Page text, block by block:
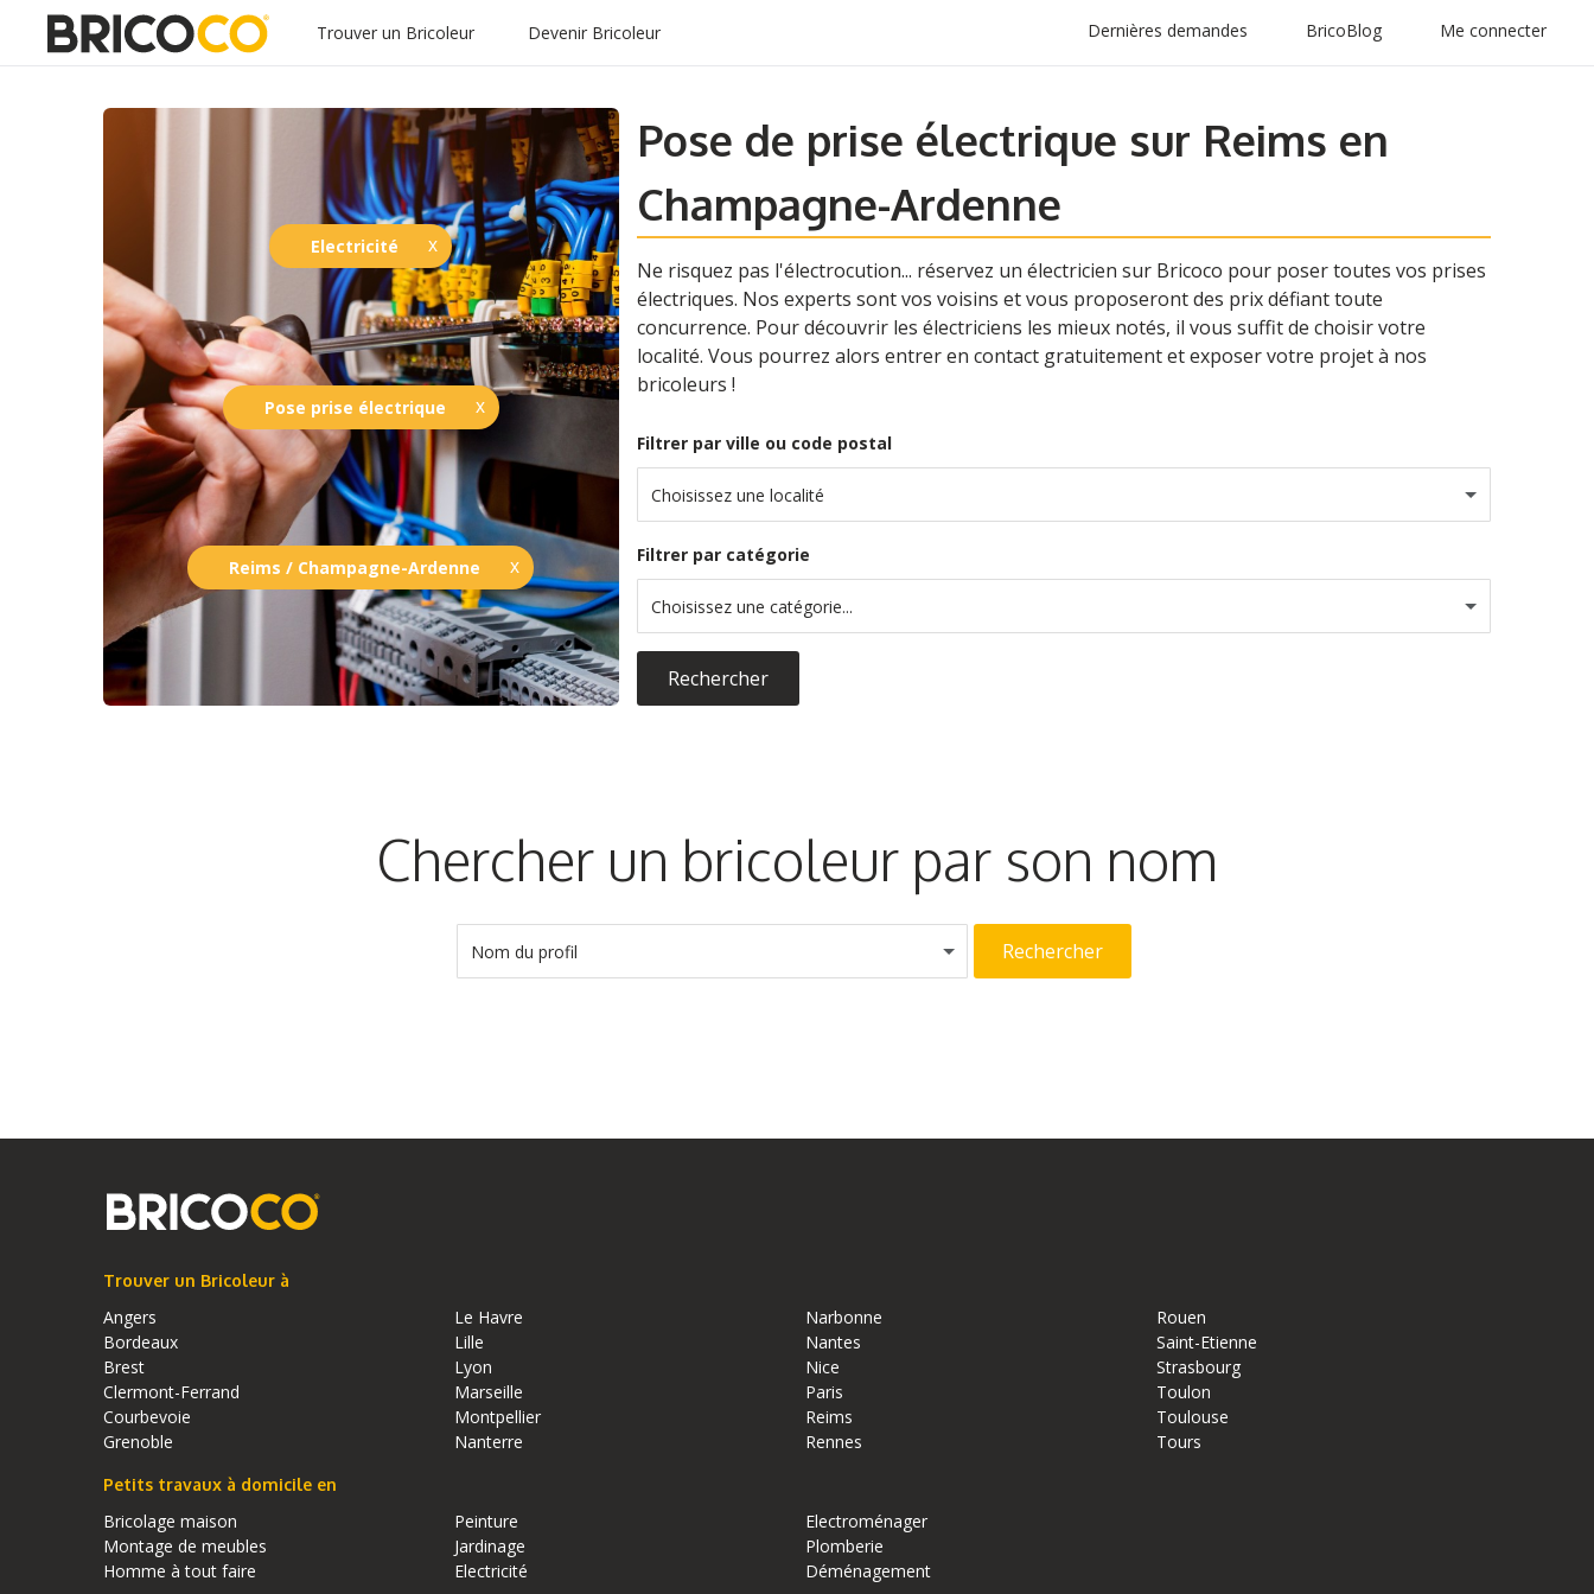
Trouver un Bricoleur Devenir Bricoleur Dernières demandes BricoBlog Me connecter
Electricité
Pose prise électrique
Reims / Champagne-Ardenne
Pose de prise électrique sur Reims en
Champagne-Ardenne
Ne risquez pas l'électrocution... réservez un électricien sur Bricoco pour poser toutes vos prises
électriques. Nos experts sont vos voisins et vous proposeront des prix défiant toute
concurrence. Pour découvrir les électriciens les mieux notés, il vous suffit de choisir votre
localité. Vous pourrez alors entrer en contact gratuitement et exposer votre projet à nos
bricoleurs !
Filtrer par ville ou code postal
Choisissez une localité
Filtrer par catégorie
Choisissez une catégorie...
Rechercher
Chercher un bricoleur par son nom
Nom du profil Rechercher
Trouver un Bricoleur à
Angers
Bordeaux
Brest
Clermont-Ferrand
Courbevoie
Grenoble
Le Havre
Lille
Lyon
Marseille
Montpellier
Nanterre
Narbonne
Nantes
Nice
Paris
Reims
Rennes
Rouen
Saint-Etienne
Strasbourg
Toulon
Toulouse
Tours
Petits travaux à domicile en
Bricolage maison
Montage de meubles
Homme à tout faire
Peinture
Jardinage
Electricité
Electroménager
Plomberie
Déménagement